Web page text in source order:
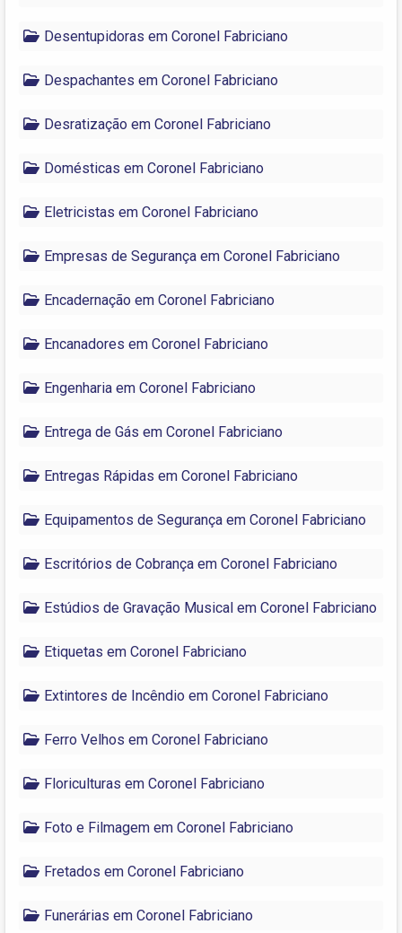
Desentupidoras em Coronel Fabriciano
Despachantes em Coronel Fabriciano
Desratização em Coronel Fabriciano
Domésticas em Coronel Fabriciano
Eletricistas em Coronel Fabriciano
Empresas de Segurança em Coronel Fabriciano
Encadernação em Coronel Fabriciano
Encanadores em Coronel Fabriciano
Engenharia em Coronel Fabriciano
Entrega de Gás em Coronel Fabriciano
Entregas Rápidas em Coronel Fabriciano
Equipamentos de Segurança em Coronel Fabriciano
Escritórios de Cobrança em Coronel Fabriciano
Estúdios de Gravação Musical em Coronel Fabriciano
Etiquetas em Coronel Fabriciano
Extintores de Incêndio em Coronel Fabriciano
Ferro Velhos em Coronel Fabriciano
Floriculturas em Coronel Fabriciano
Foto e Filmagem em Coronel Fabriciano
Fretados em Coronel Fabriciano
Funerárias em Coronel Fabriciano